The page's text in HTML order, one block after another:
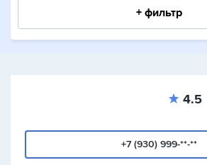
+ фильтр
4.5
+7 (930) 999-**-**